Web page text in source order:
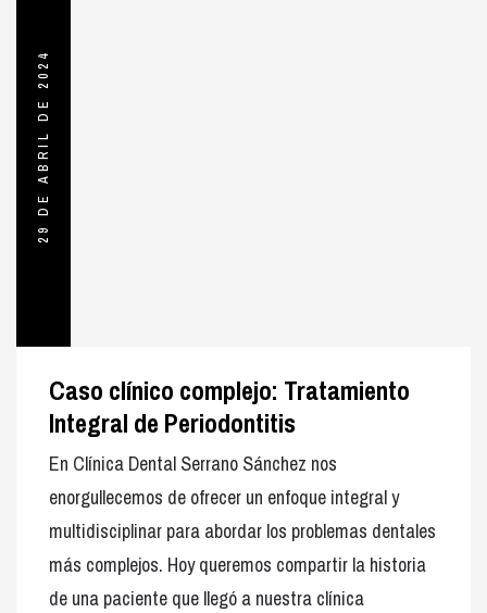
29 DE ABRIL DE 2024
Caso clínico complejo: Tratamiento
Integral de Periodontitis
En Clínica Dental Serrano Sánchez nos
enorgullecemos de ofrecer un enfoque integral y
multidisciplinar para abordar los problemas dentales
más complejos. Hoy queremos compartir la historia
de una paciente que llegó a nuestra clínica